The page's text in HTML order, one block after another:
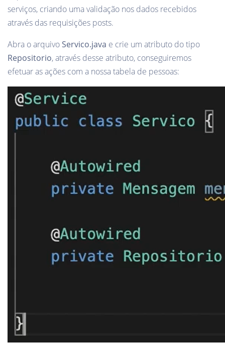
serviços, criando uma validação nos dados recebidos
através das requisições posts.
Abra o arquivo Servico.java e crie um atributo do tipo
Repositorio, através desse atributo, conseguiremos
efetuar as ações com a nossa tabela de pessoas: